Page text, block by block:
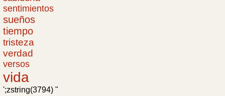
sentimientos
sueños
tiempo
tristeza
verdad
versos
vida
';zstring(3794) "